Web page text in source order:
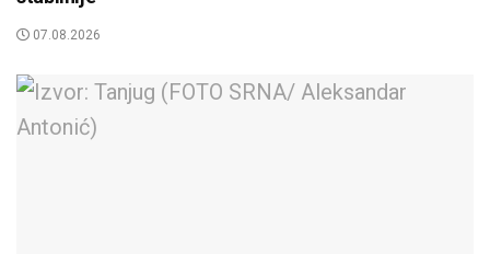
07.08.2026